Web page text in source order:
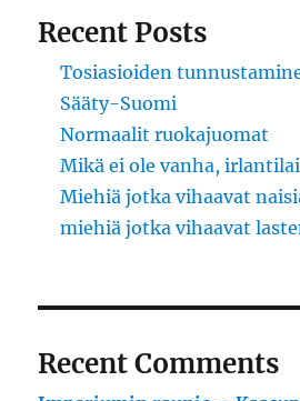
Recent Posts
Tosiasioiden
Sääty-Suomi
Normaalit ruokajuomat
Mikä ei ole vanha,
Miehiä jotka vihaavat
miehiä jotka vihaavat
Recent Comments